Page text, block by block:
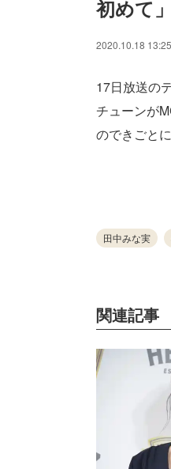
初めて」
2020.10.18 13:25
17日放送の
チューンが
のできごと
田中みな実
関連記事